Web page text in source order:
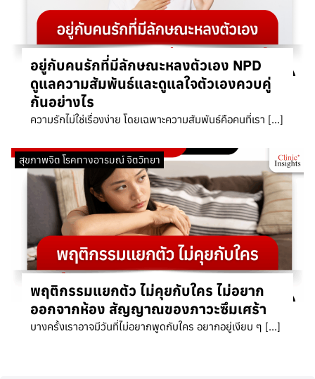
อยู่กับคนรักที่มีลักษณะหลงตัวเอง NPD
ดูแลความสัมพันธ์และดูแลใจตัวเองควบคู่
กันอย่างไร
ความรักไม่ใช่เรื่องง่าย โดยเฉพาะความสัมพันธ์คือคนที่เรา […]
สุขภาพจิต โรคทางอารมณ์ จิตวิทยา
พฤติกรรมแยกตัว ไม่คุยกับใคร ไม่อยาก
ออกจากห้อง สัญญาณของภาวะซึมเศร้า
บางครั้งเราอาจมีวันที่ไม่อยากพูดกับใคร อยากอยู่เงียบ ๆ […]